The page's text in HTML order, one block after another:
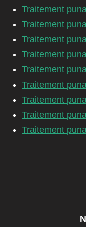
Traitement
Traitement
Traitement
Traitement
Traitement
Traitement
Traitement
Traitement
Traitement